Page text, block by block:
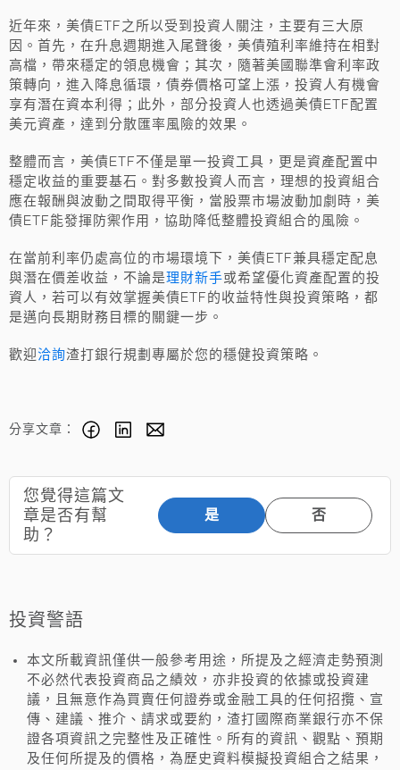
近年來，美債ETF之所以受到投資人關注，主要有三大原
因。首先，在升息週期進入尾聲後，美債殖利率維持在相對
高檔，帶來穩定的領息機會；其次，隨著美國聯準會利率政
策轉向，進入降息循環，債券價格可望上漲，投資人有機會
享有潛在資本利得；此外，部分投資人也透過美債ETF配置
美元資產，達到分散匯率風險的效果。
整體而言，美債ETF不僅是單一投資工具，更是資產配置中
穩定收益的重要基石。對多數投資人而言，理想的投資組合
應在報酬與波動之間取得平衡，當股票市場波動加劇時，美
債ETF能發揮防禦作用，協助降低整體投資組合的風險。
在當前利率仍處高位的市場環境下，美債ETF兼具穩定配息
與潛在價差收益，不論是理財新手或希望優化資產配置的投
資人，若可以有效掌握美債ETF的收益特性與投資策略，都
是邁向長期財務目標的關鍵一步。
歡迎洽詢渣打銀行規劃專屬於您的穩健投資策略。
分享文章：
您覺得這篇文
章是否有幫
助？
是 否
投資警語
本文所載資訊僅供一般參考用途，所提及之經濟走勢預測
不必然代表投資商品之績效，亦非投資的依據或投資建
議，且無意作為買賣任何證券或金融工具的任何招攬、宣
傳、建議、推介、請求或要約，渣打國際商業銀行亦不保
證各項資訊之完整性及正確性。所有的資訊、觀點、預期
及任何所提及的價格，為歷史資料模擬投資組合之結果，